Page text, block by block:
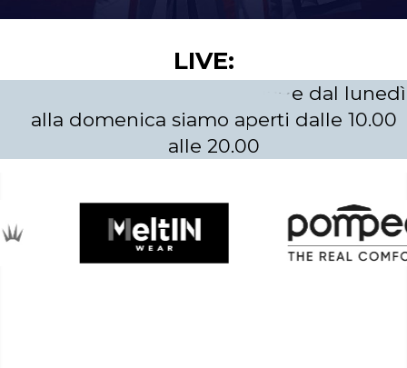
LIVE:
m o a perti dalle 10.00
alle 20.00